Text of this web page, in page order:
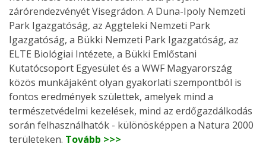
zárórendezvényét Visegrádon. A Duna-Ipoly Nemzeti
Park Igazgatóság, az Aggteleki Nemzeti Park
Igazgatóság, a Bükki Nemzeti Park Igazgatóság, az
ELTE Biológiai Intézete, a Bükki Emlőstani
Kutatócsoport Egyesület és a WWF Magyarország
közös munkájaként olyan gyakorlati szempontból is
fontos eredmények születtek, amelyek mind a
természetvédelmi kezelések, mind az erdőgazdálkodás
során felhasználhatók - különösképpen a Natura 2000
területeken. Tovább >>>